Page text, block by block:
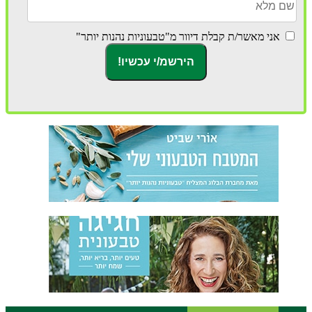
אני מאשר/ת קבלת דיוור מ"טבעוניות נהנות יותר"